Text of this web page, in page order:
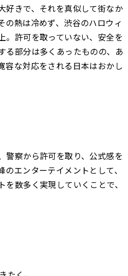
好きで、それを真似して街なか
熱は冷めず、渋谷のハロウィ
。許可を取っていない、安全を
る部分は多くあったものの、あ
容な対応をされる日本はおかし
警察から許可を取り、公式感を
エンターテイメントとして、
数多く実現していくことで、